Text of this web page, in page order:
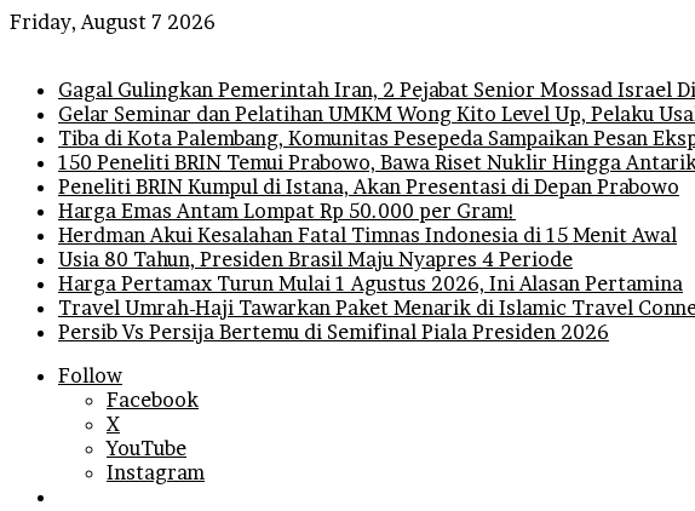
Friday, August 7 2026
Gagal Gulingkan Pemerintah Iran, 2 Pejabat Senior Mossad Israel
Gelar Seminar dan Pelatihan UMKM Wong Kito Level Up, Pelaku
Tiba di Kota Palembang, Komunitas Pesepeda Sampaikan Pesan
150 Peneliti BRIN Temui Prabowo, Bawa Riset Nuklir Hingga
Peneliti BRIN Kumpul di Istana, Akan Presentasi di Depan Prabowo
Harga Emas Antam Lompat Rp 50.000 per Gram!
Herdman Akui Kesalahan Fatal Timnas Indonesia di 15 Menit Awal
Usia 80 Tahun, Presiden Brasil Maju Nyapres 4 Periode
Harga Pertamax Turun Mulai 1 Agustus 2026, Ini Alasan Pertamina
Travel Umrah-Haji Tawarkan Paket Menarik di Islamic Travel
Persib Vs Persija Bertemu di Semifinal Piala Presiden 2026
Follow
Facebook
X
YouTube
Instagram